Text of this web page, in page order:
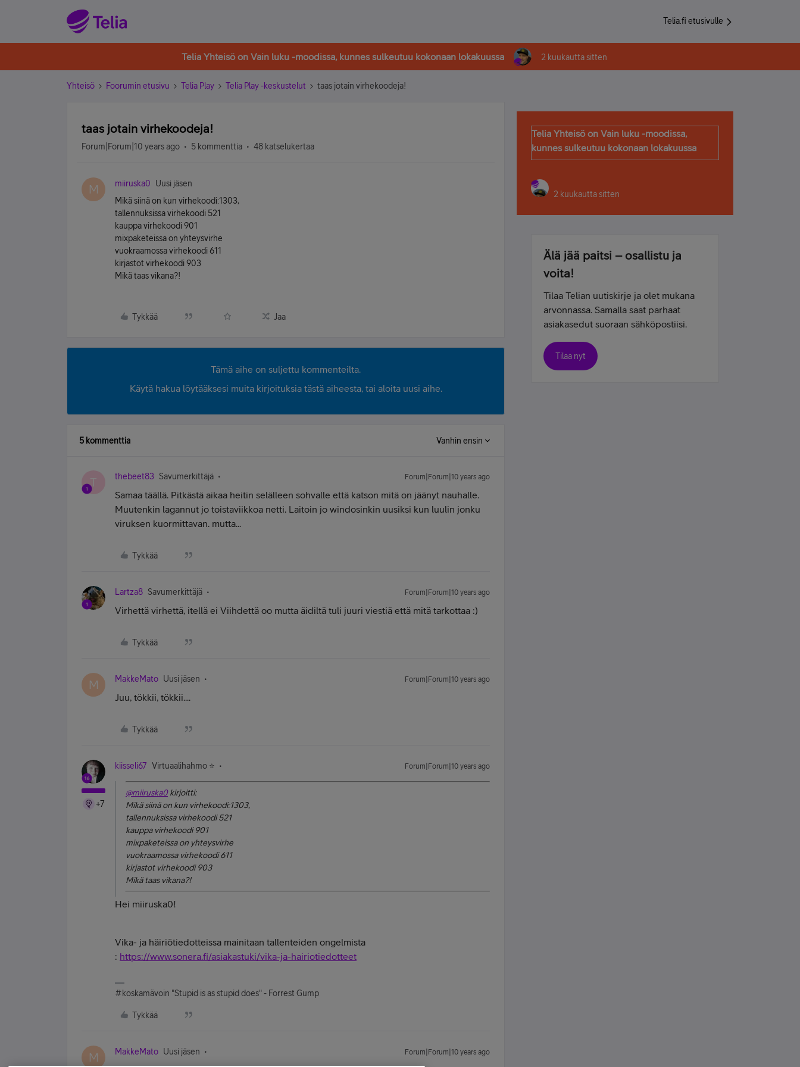
Telia.fi etusivulle
Telia Yhteisö on Vain luku -moodissa, kunnes sulkeutuu kokonaan lokakuussa 2 kuukautta sitten
Yhteisö Foorumin etusivu Telia Play Telia Play -keskustelut taas jotain virhekoodeja!
taas jotain virhekoodeja!
Forum|Forum|10 years ago 5 kommenttia 48 katselukertaa
M miiruska0
Uusi jäsen
Mikä siinä on kun virhekoodi:1303,
tallennuksissa virhekoodi 521
kauppa virhekoodi 901
mixpaketeissa on yhteysvirhe
vuokraamossa virhekoodi 611
kirjastot virhekoodi 903
Mikä taas vikana?!
Tykkää Jaa
Tämä aihe on suljettu kommenteilta.
Käytä hakua löytääksesi muita kirjoituksia tästä aiheesta, tai aloita uusi aihe.
5 kommenttia Vanhin ensin
T thebeet83 Savumerkittäjä Forum|Forum|10 years ago
Samaa täällä. Pitkästä aikaa heitin selälleen sohvalle että katson mitä on jäänyt nauhalle.
Muutenkin lagannut jo toistaviikkoa netti. Laitoin jo windosinkin uusiksi kun luulin jonku
viruksen kuormittavan. mutta...
Tykkää
Lartza8 Savumerkittäjä Forum|Forum|10 years ago
Virhettä virhettä, itellä ei Viihdettä oo mutta äidiltä tuli juuri viestiä että mitä tarkottaa :)
Tykkää
M MakkeMato Uusi jäsen Forum|Forum|10 years ago
Juu, tökkii, tökkii....
Tykkää
+7
kiisseli67 Virtuaalihahmo ⭐️ Forum|Forum|10 years ago
@miiruska0kirjoitti:
Mikä siinä on kun virhekoodi:1303,
tallennuksissa virhekoodi 521
kauppa virhekoodi 901
mixpaketeissa on yhteysvirhe
vuokraamossa virhekoodi 611
kirjastot virhekoodi 903
Mikä taas vikana?!
Hei miiruska0!
Vika- ja häiriötiedotteissa mainitaan tallenteiden ongelmista
: https://www.sonera.fi/asiakastuki/vika-ja-hairiotiedotteet
#koskamävoin "Stupid is as stupid does" - Forrest Gump
Tykkää
M MakkeMato Uusi jäsen Forum|Forum|10 years ago
Telia Yhteisö on Vain luku -moodissa,
kunnes sulkeutuu kokonaan lokakuussa
2 kuukautta sitten
Älä jää paitsi – osallistu ja
voita!
Tilaa Telian uutiskirje ja olet mukana
arvonnassa. Samalla saat parhaat
asiakasedut suoraan sähköpostiisi.
Tilaa nyt